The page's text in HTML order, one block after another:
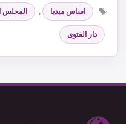
الوسوم
اساس ميديا , المجلس
دار الفتوى